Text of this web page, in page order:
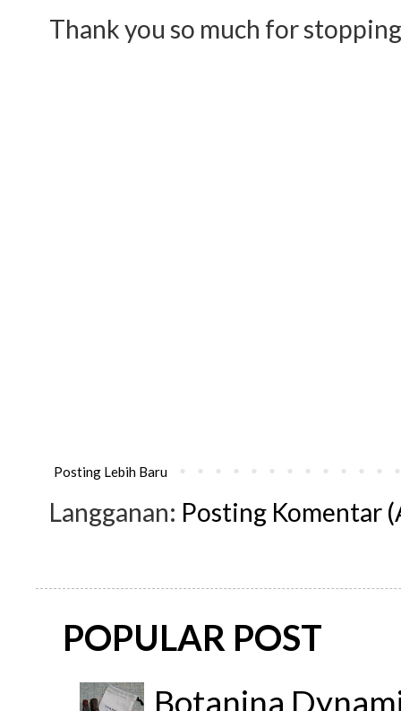
Thank you so much for
Posting Lebih Baru
Langganan: Posting Komentar
POPULAR POST
Botanina